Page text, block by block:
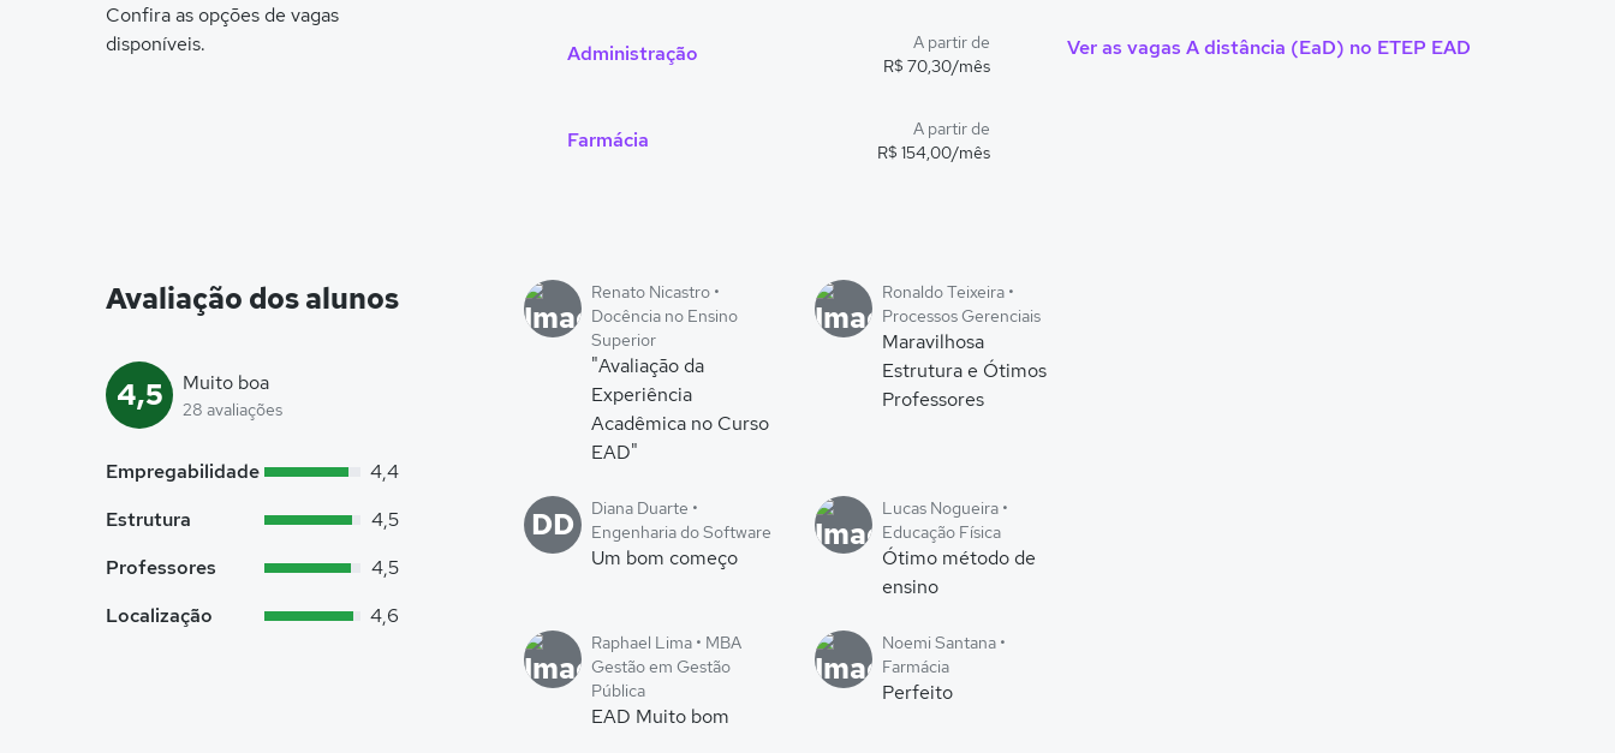
Confira as opções de vagas
disponíveis.
Administração
A partir de
R$ 70,30/mês
Farmácia
A partir de
R$ 154,00/mês
Ver as vagas A distância (EaD) no ETEP EAD
Avaliação dos alunos
4,5 Muito boa
28 avaliações
Empregabilidade
4,4
Estrutura
4,5
Professores
4,5
Localização
4,6
Renato Nicastro •
Docência no Ensino
Superior
"Avaliação da
Experiência
Acadêmica no Curso
EAD"
Ronaldo Teixeira •
Processos Gerenciais
Maravilhosa
Estrutura e Ótimos
Professores
DD
Diana Duarte •
Engenharia do Software
Um bom começo
Lucas Nogueira •
Educação Física
Ótimo método de
ensino
Raphael Lima • MBA
Gestão em Gestão
Pública
EAD Muito bom
Noemi Santana •
Farmácia
Perfeito